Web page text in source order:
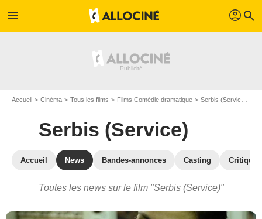
menu profil search
Accueil Cinéma Tous les films Films Comédie dramatique Serbis (Service)
Serbis (Service)
Accueil News Bandes-annonces Casting
Toutes les news sur le film "Serbis (Service)"